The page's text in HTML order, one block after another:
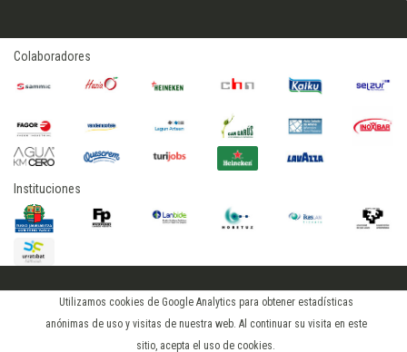
Utilizamos cookies de Google Analytics para obtener estadísticas
anónimas de uso y visitas de nuestra web. Al continuar su visita en este
sitio, acepta el uso de cookies.
Colaboradores
Instituciones
2015 © hostelerialeioa
Log in